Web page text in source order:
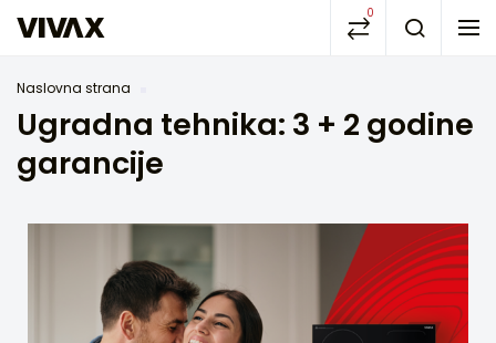
0
Naslovna strana
Ugradna tehnika: 3 + 2 godine
garancije